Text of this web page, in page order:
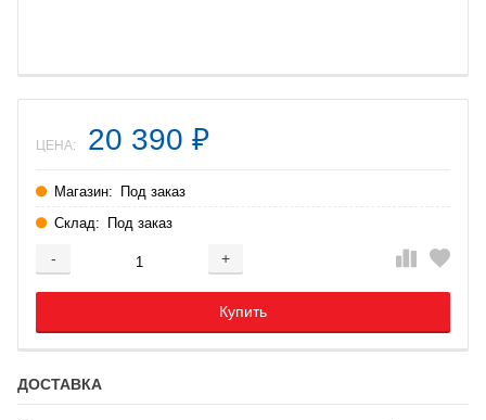
ЦЕНА: 20 390 ₽
Магазин:
Под заказ
Склад:
Под заказ
- +
Добавляется...
Купить
Добавлен
ДОСТАВКА